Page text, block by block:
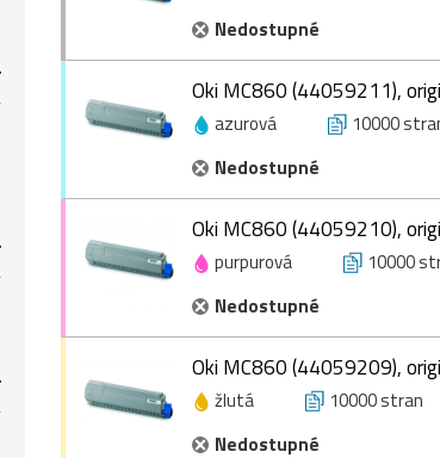
Nedostupné
Oki MC860 (44059211),
azurová 10000
Nedostupné
Oki MC860 (44059210),
purpurová 10000
Nedostupné
Oki MC860 (44059209),
žlutá 10000 stran
Nedostupné